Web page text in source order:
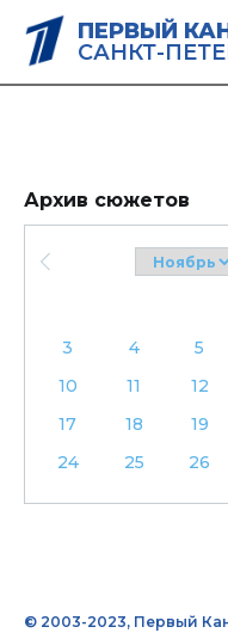
ПЕРВЫЙ
САНКТ-
Архив сюжетов
3
4 5
10
11 12
17
18 19
24
25 26
© 2003-2023, Первый